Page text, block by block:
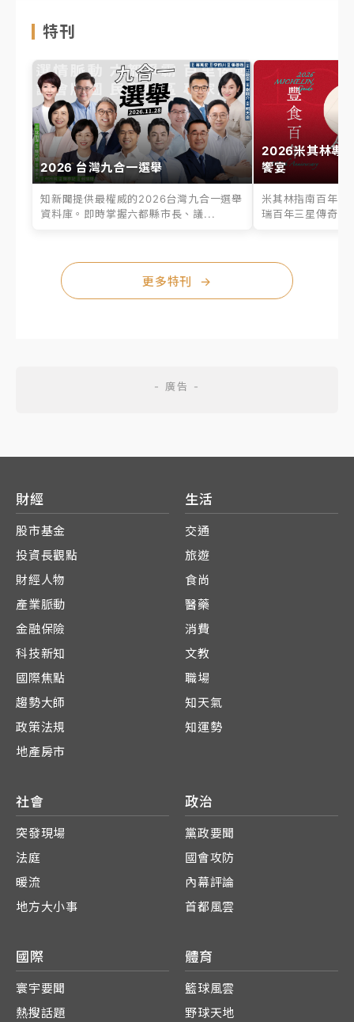
特刊
2026 台灣九合一選舉
知新聞提供最權威的2026台灣九合一選舉
資料庫。即時掌握六都縣市長、議...
2026米其林專
饗宴
米其林指南百年之
瑞百年三星傳奇、
更多特刊 →
財經
股市基金
投資長觀點
財經人物
產業脈動
金融保險
科技新知
國際焦點
趨勢大師
政策法規
地產房市
生活
交通
旅遊
食尚
醫藥
消費
文教
職場
知天氣
知運勢
社會
突發現場
法庭
暖流
地方大小事
政治
黨政要聞
國會攻防
內幕評論
首都風雲
國際
寰宇要聞
熱搜話題
體育
籃球風雲
野球天地